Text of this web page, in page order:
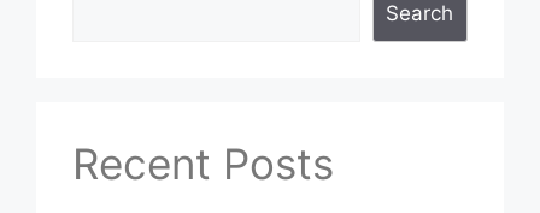
Search
Recent Posts